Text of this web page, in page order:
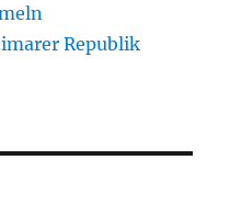
Republik